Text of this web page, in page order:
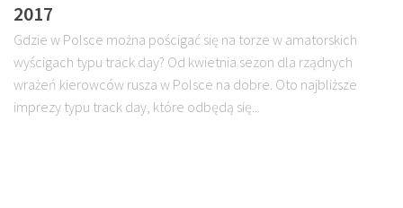
2017
Gdzie w Polsce można pościgać się na torze w amatorskich
wyścigach typu track day? Od kwietnia sezon dla rządnych
wrażeń kierowców rusza w Polsce na dobre. Oto najbliższe
imprezy typu track day, które odbędą się...